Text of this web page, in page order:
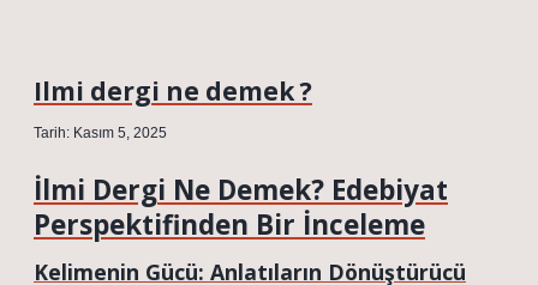
Ilmi dergi ne demek ?
Tarih: Kasım 5, 2025
İlmi Dergi Ne Demek? Edebiyat
Perspektifinden Bir İnceleme
Kelimenin Gücü: Anlatıların Dönüştürücü